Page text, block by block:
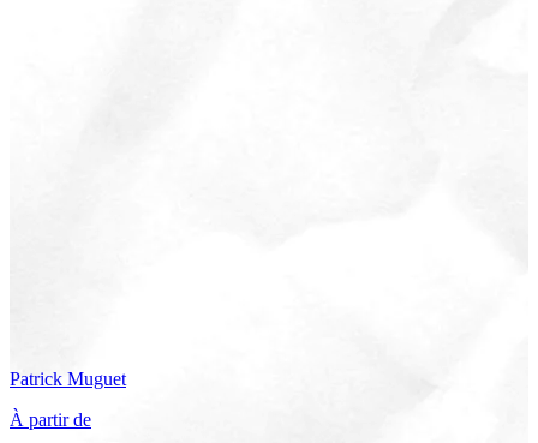
Patrick Muguet
À partir de